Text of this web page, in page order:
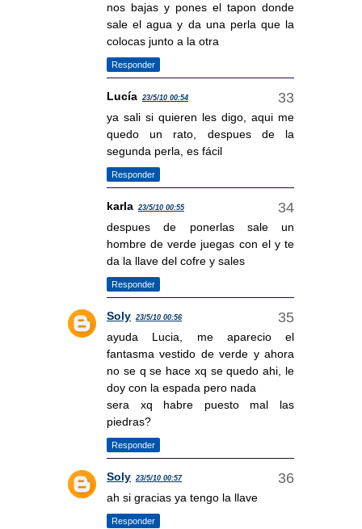
nos bajas y pones el tapon donde
sale el agua y da una perla que la
colocas junto a la otra
Responder
Lucía 23/5/10 00:54
ya sali si quieren les digo, aqui me
quedo un rato, despues de la
segunda perla, es fácil
Responder
karla 23/5/10 00:55
despues de ponerlas sale un
hombre de verde juegas con el y te
da la llave del cofre y sales
Responder
Soly 23/5/10 00:56
ayuda Lucia, me aparecio el
fantasma vestido de verde y ahora
no se q se hace xq se quedo ahi, le
doy con la espada pero nada
sera xq habre puesto mal las
piedras?
Responder
Soly 23/5/10 00:57
ah si gracias ya tengo la llave
Responder